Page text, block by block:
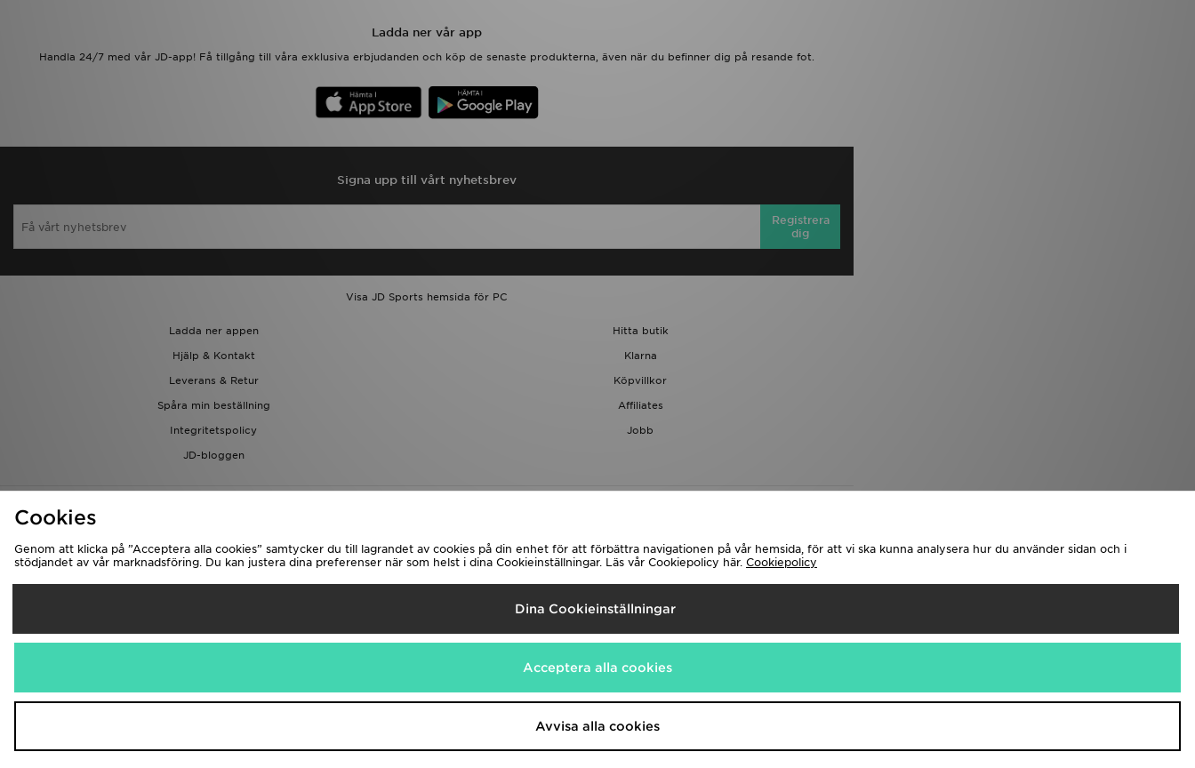
Ladda ner vår app
Handla 24/7 med vår JD-app! Få tillgång till våra exklusiva erbjudanden och köp de senaste produkterna, även när du befinner dig på resande fot.
Signa upp till vårt nyhetsbrev
Registrera
dig
Visa JD Sports hemsida för PC
Ladda ner appen
Hitta butik
Hjälp & Kontakt
Klarna
Leverans & Retur
Köpvillkor
Spåra min beställning
Affiliates
Integritetspolicy
Jobb
JD-bloggen
Levererar Till
www.jdplc.com
Cookies
Genom att klicka på ”Acceptera alla cookies” samtycker du till lagrandet av cookies på din enhet för att förbättra navigationen på vår hemsida, för att vi ska kunna analysera hur du använder sidan och i
stödjandet av vår marknadsföring. Du kan justera dina preferenser när som helst i dina Cookieinställningar. Läs vår Cookiepolicy här. Cookiepolicy
Dina Cookieinställningar
Acceptera alla cookies
Avvisa alla cookies